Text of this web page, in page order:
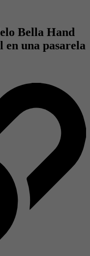
Bella Hand
en una pasarela